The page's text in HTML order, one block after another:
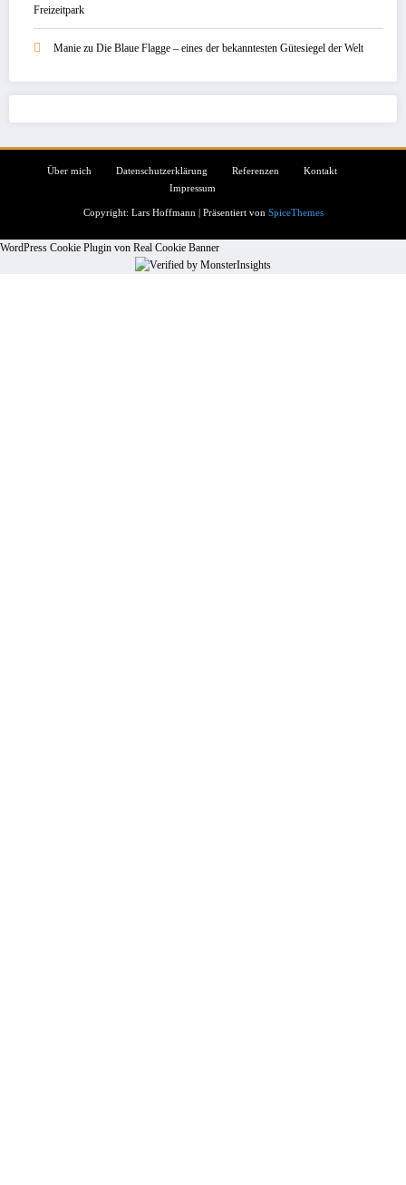
Freizeitpark
Manie zu Die Blaue Flagge – eines der bekanntesten Gütesiegel der Welt
Über mich Datenschutzerklärung Referenzen
Kontakt
Impressum
Copyright: Lars Hoffmann | Präsentiert von SpiceThemes
WordPress Cookie Plugin von Real Cookie Banner